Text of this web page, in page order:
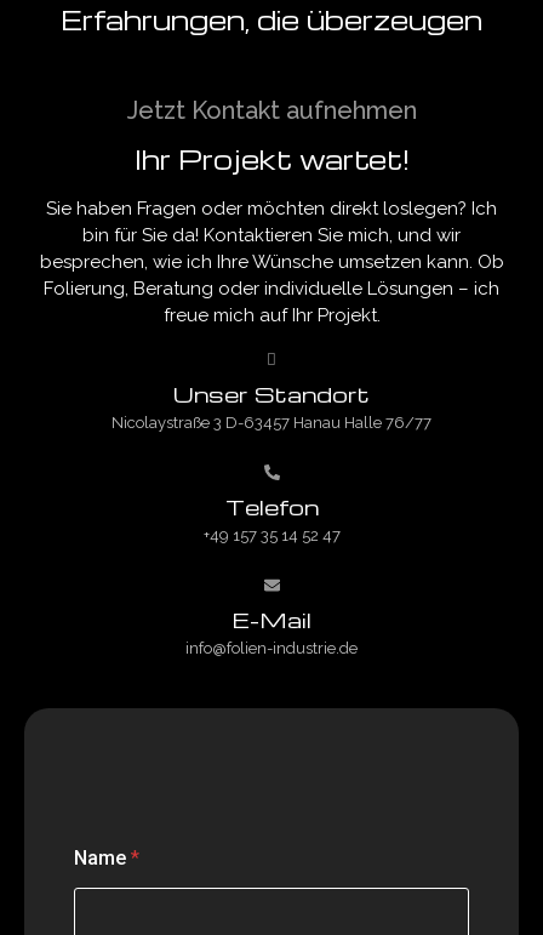
Erfahrungen, die überzeugen
Jetzt Kontakt aufnehmen
Ihr Projekt wartet!
Sie haben Fragen oder möchten direkt loslegen? Ich
bin für Sie da! Kontaktieren Sie mich, und wir
besprechen, wie ich Ihre Wünsche umsetzen kann. Ob
Folierung, Beratung oder individuelle Lösungen – ich
freue mich auf Ihr Projekt.
Unser Standort
Nicolaystraße 3 D-63457 Hanau Halle 76/77
Telefon
+49 157 35 14 52 47
E-Mail
info@folien-industrie.de
a
c
Name *